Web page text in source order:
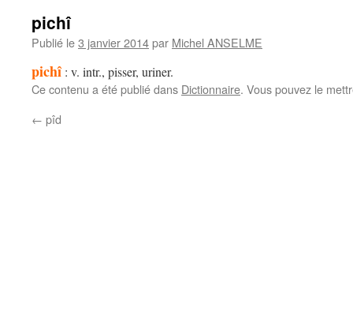
pichî
Publié le3 janvier 2014par Michel ANSELME
pichî: v. intr., pisser, uriner.
Ce contenu a été publié dans Dictionnaire. Vous pouvez le
← pîd